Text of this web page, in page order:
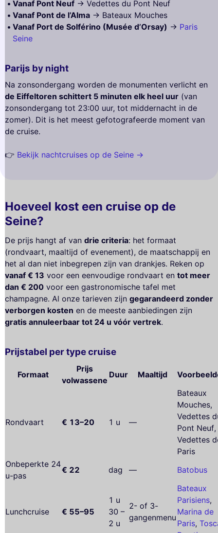
Vanaf Pont Neuf → Vedettes du Pont Neuf
Vanaf Pont de l’Alma → Bateaux Mouches
Vanaf Port de Solférino (Musée d’Orsay) → Paris
Seine
Parijs by night
Na zonsondergang worden de monumenten verlicht en
de Eiffeltoren schittert 5 minuten elk heel uur (van
zonsondergang tot 23:00 uur, tot middernacht in de
zomer). Dit is het meest gefotografeerde moment van
de cruise.
👉 Bekijk nachtcruises op de Seine →
Hoeveel kost een cruise op de
Seine?
De prijs hangt af van drie criteria: het formaat
(rondvaart, maaltijd of evenement), de maatschappij en
het al dan niet inbegrepen zijn van drankjes. Reken op
vanaf € 13 voor een eenvoudige rondvaart en tot meer
dan € 200 voor een gastronomische tafel met
champagne. Al onze tarieven zijn gegarandeerd zonder
verborgen kosten en de meeste aanbiedingen zijn
gratis annuleerbaar tot 24 u vóór vertrek.
Prijstabel per type cruise
Formaat
Prijs
volwassene
Duur Maaltijd
Rondvaart € 13–20 1 u —
Bateaux
Mouches,
Vedettes
Pont Neuf,
Vedettes
Paris
Onbeperkte 24
u-pas
€ 22 dag — Batobus
Lunchcruise € 55–95
1 u
30 –
2 u
2- of 3-
gangenmenu
Bateaux
Parisiens,
Marina de
Paris,